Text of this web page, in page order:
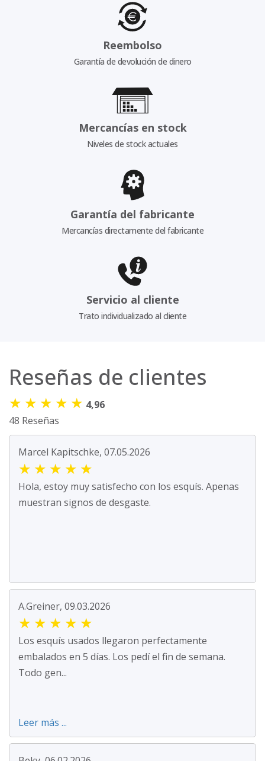
Reembolso
Garantía de devolución de dinero
Mercancías en stock
Niveles de stock actuales
Garantía del fabricante
Mercancías directamente del fabricante
Servicio al cliente
Trato individualizado al cliente
Reseñas de clientes
★ ★ ★ ★ ★ 4,96
48 Reseñas
Marcel Kapitschke, 07.05.2026
★ ★ ★ ★ ★
Hola, estoy muy satisfecho con los esquís. Apenas
muestran signos de desgaste.
A.Greiner, 09.03.2026
★ ★ ★ ★ ★
Los esquís usados llegaron perfectamente
embalados en 5 días. Los pedí el fin de semana.
Todo gen...
Leer más ...